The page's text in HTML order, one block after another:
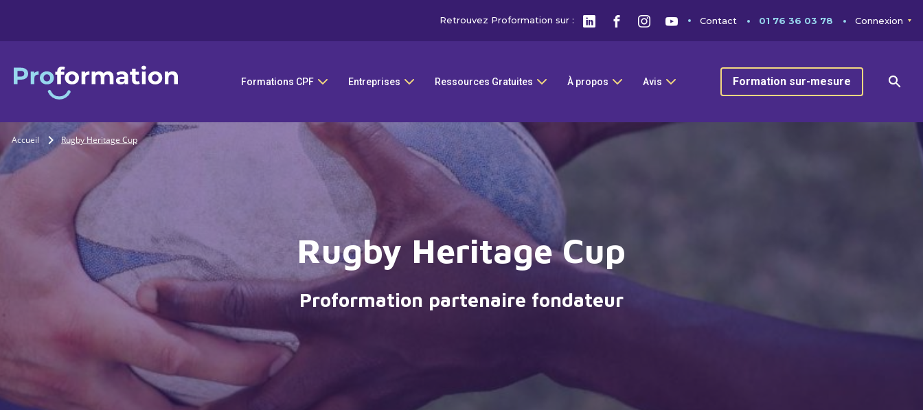
Retrouvez Proformation sur : Contact 01 76 36 03 78 Connexion
Formations CPF Entreprises Ressources Gratuites À propos Avis Formation sur-mesure
Accueil Rugby Heritage Cup
Rugby Heritage Cup
Proformation partenaire fondateur